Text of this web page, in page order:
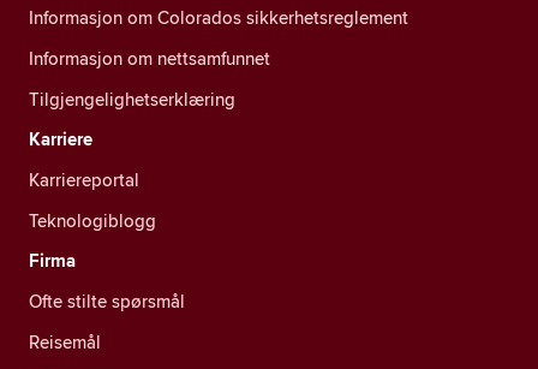
Informasjon om Colorados sikkerhetsreglement
Informasjon om nettsamfunnet
Tilgjengelighetserklæring
Karriere
Karriereportal
Teknologiblogg
Firma
Ofte stilte spørsmål
Reisemål